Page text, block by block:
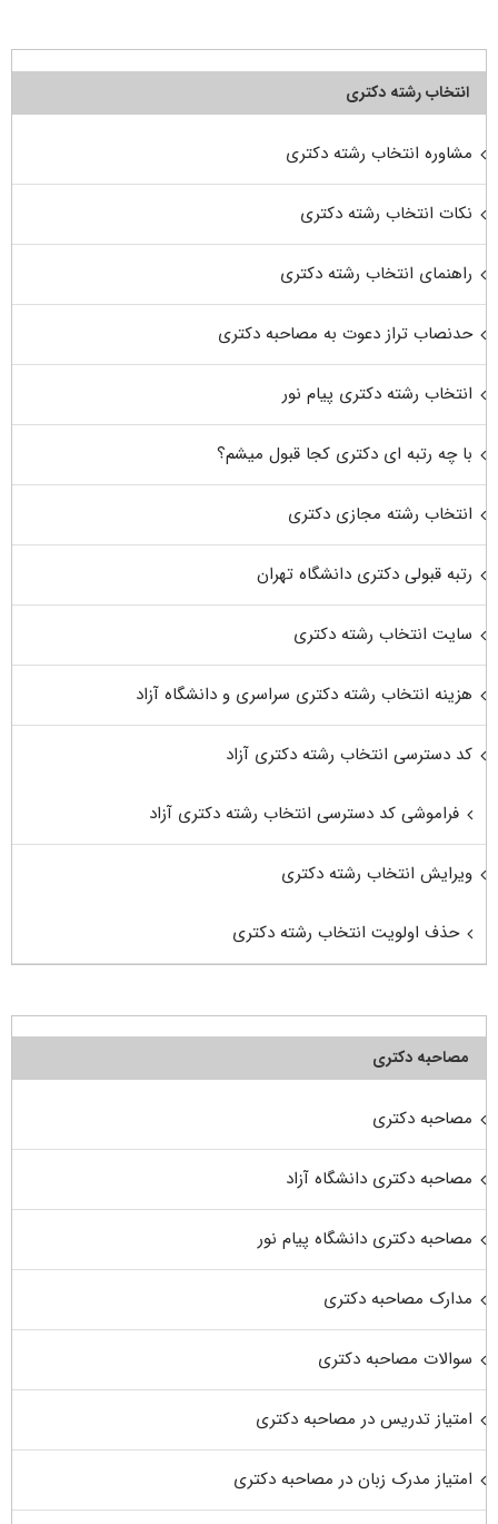
انتخاب رشته دکتری
مشاوره انتخاب رشته دکتری
نکات انتخاب رشته دکتری
راهنمای انتخاب رشته دکتری
حدنصاب تراز دعوت به مصاحبه دکتری
انتخاب رشته دکتری پیام نور
با چه رتبه ای دکتری کجا قبول میشم؟
انتخاب رشته مجازی دکتری
رتبه قبولی دکتری دانشگاه تهران
سایت انتخاب رشته دکتری
هزینه انتخاب رشته دکتری سراسری و دانشگاه آزاد
کد دسترسی انتخاب رشته دکتری آزاد
فراموشی کد دسترسی انتخاب رشته دکتری آزاد
ویرایش انتخاب رشته دکتری
حذف اولویت انتخاب رشته دکتری
مصاحبه دکتری
مصاحبه دکتری
مصاحبه دکتری دانشگاه آزاد
مصاحبه دکتری دانشگاه پیام نور
مدارک مصاحبه دکتری
سوالات مصاحبه دکتری
امتیاز تدریس در مصاحبه دکتری
امتیاز مدرک زبان در مصاحبه دکتری